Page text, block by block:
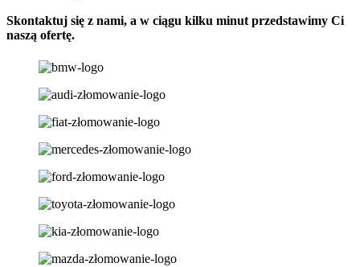
Skontaktuj się z nami, a w ciągu kilku minut przedstawimy Ci
naszą ofertę.